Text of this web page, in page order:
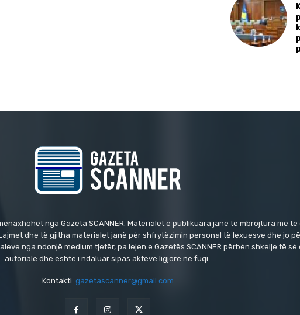
nga Gazeta SCANNER. Materialet e publikuara janë të mbrojtura me të
dhe të gjitha materialet janë për shfrytëzimin personal të lexuesve dhe jo
nga ndonjë medium tjetër, pa lejen e Gazetës SCANNER përbën shkelje të së
autoriale dhe është i ndaluar sipas akteve ligjore në fuqi.
Kontakti: gazetascanner@gmail.com